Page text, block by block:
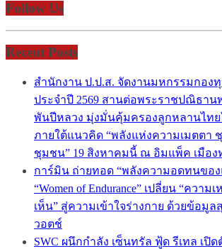
Follow Us
Recent Posts
สำนักงาน ป.ป.ส. จัดงานมหกรรมกอง
ประจำปี 2569 สานต่อพระราชปณิธา
พันปีหลวง มุ่งมั่นคุ้มครองลูกหลานไท
ภายใต้แนวคิด “พลังแห่งความเมตตา
ชุมชน” 19 สิงหาคมนี้ ณ อิมแพ็ค เมือง
การ์มิน ถ่ายทอด “พลังความอดทนขอ
“Women of Endurance” เปลี่ยน “ควา
เห็น” สู่ความเข้าใจร่างกาย ด้วยข้อมู
วอตช์
SWC ผนึกกำลัง เซ็นทรัล ฟู้ด รีเทล เปิดตั